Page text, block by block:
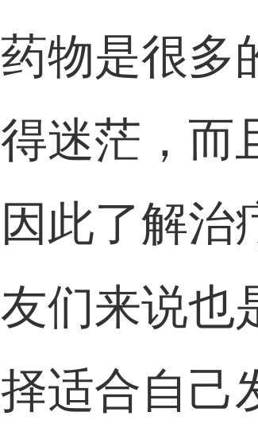
物是很多
迷茫，而
此了解治
们来说也
适合自己